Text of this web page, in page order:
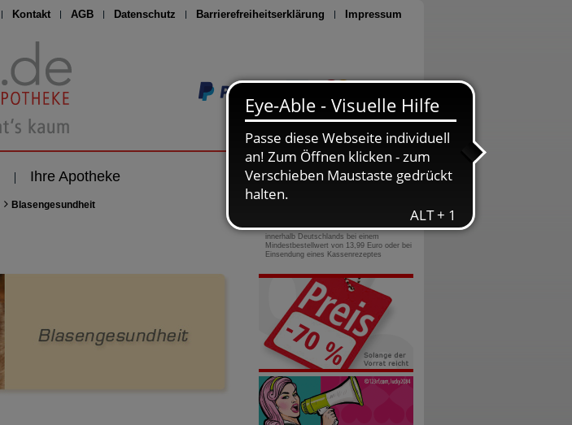
Kontakt AGB Datenschutz Barrierefreiheitserklärung Impressum
Seite drucken
Ihre Apotheke
Blasengesundheit
0800-10 11 422
gebührenfreie Rufnummer
innerhalb Deutschlands bei einem
Mindestbestellwert von 13,99 Euro oder bei
Einsendung eines Kassenrezeptes